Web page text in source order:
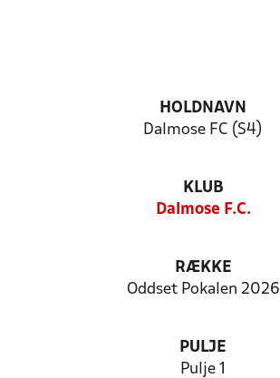
HOLDNAVN
Dalmose FC (S4)
KLUB
Dalmose F.C.
RÆKKE
Oddset Pokalen 2026
PULJE
Pulje 1